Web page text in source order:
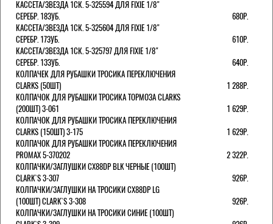
КАССЕТА/ЗВЕЗДА 1СК. 5-325594 ДЛЯ FIXIE 1/8"
СЕРЕБР. 18ЗУБ.
680Р.
КАССЕТА/ЗВЕЗДА 1СК. 5-325604 ДЛЯ FIXIE 1/8"
СЕРЕБР. 17ЗУБ.
610Р.
КАССЕТА/ЗВЕЗДА 1СК. 5-325797 ДЛЯ FIXIE 1/8"
СЕРЕБР. 13ЗУБ.
640Р.
КОЛПАЧЕК ДЛЯ РУБАШКИ ТРОСИКА ПЕРЕКЛЮЧЕНИЯ
CLARKS (50ШТ)
1 288Р.
КОЛПАЧОК ДЛЯ РУБАШКИ ТРОСИКА ТОРМОЗА CLARKS
(200ШТ) 3-061
1 629Р.
КОЛПАЧОК ДЛЯ РУБАШКИ ТРОСИКА ПЕРЕКЛЮЧЕНИЯ
CLARKS (150ШТ) 3-175
1 629Р.
КОЛПАЧОК ДЛЯ РУБАШКИ ТРОСИКА ПЕРЕКЛЮЧЕНИЯ
PROMAX 5-370202
2 322Р.
КОЛПАЧКИ/3АГЛУШКИ CX88DP BLK ЧЕРНЫЕ (100ШТ)
CLARK`S 3-307
926Р.
КОЛПАЧКИ/3АГЛУШКИ НА ТРОСИКИ CX88DP LG
(100ШТ) CLARK`S 3-308
926Р.
КОЛПАЧКИ/3АГЛУШКИ НА ТРОСИКИ СИНИЕ (100ШТ)